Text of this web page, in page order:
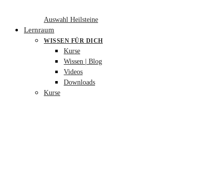
Auswahl Heilsteine
Lernraum
WISSEN FÜR DICH
Kurse
Wissen | Blog
Videos
Downloads
Kurse